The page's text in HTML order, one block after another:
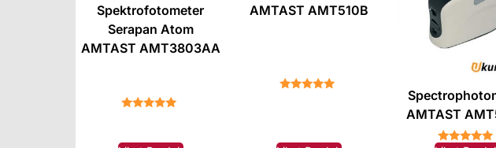
Spektrofotometer
Serapan Atom
AMTAST AMT3803AA
AMTAST AMT510B
AMTAST